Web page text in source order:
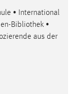
• International
Bibliothek •
aus der